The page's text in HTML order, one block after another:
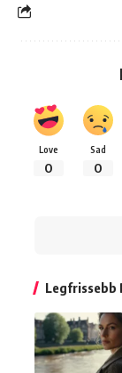
Love
0
Sad
0
Legfrissebb